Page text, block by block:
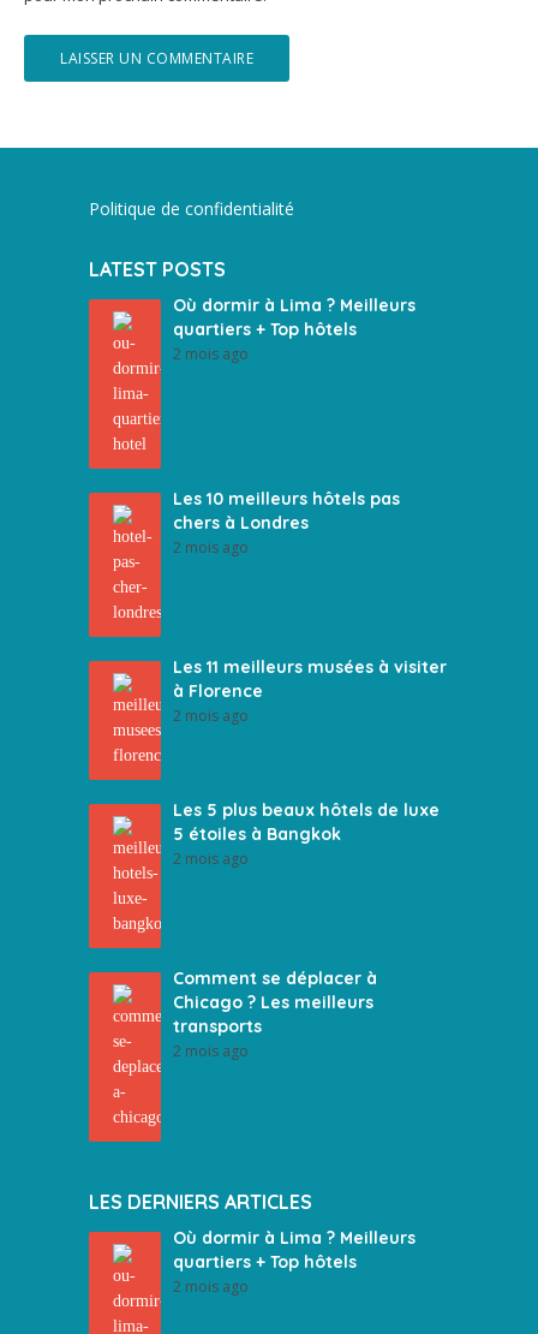
Politique de confidentialité
LATEST POSTS
Où dormir à Lima ? Meilleurs
quartiers + Top hôtels
2 mois ago
Les 10 meilleurs hôtels pas
chers à Londres
2 mois ago
Les 11 meilleurs musées à visiter
à Florence
2 mois ago
Les 5 plus beaux hôtels de luxe
5 étoiles à Bangkok
2 mois ago
Comment se déplacer à
Chicago ? Les meilleurs
transports
2 mois ago
LES DERNIERS ARTICLES
Où dormir à Lima ? Meilleurs
quartiers + Top hôtels
2 mois ago